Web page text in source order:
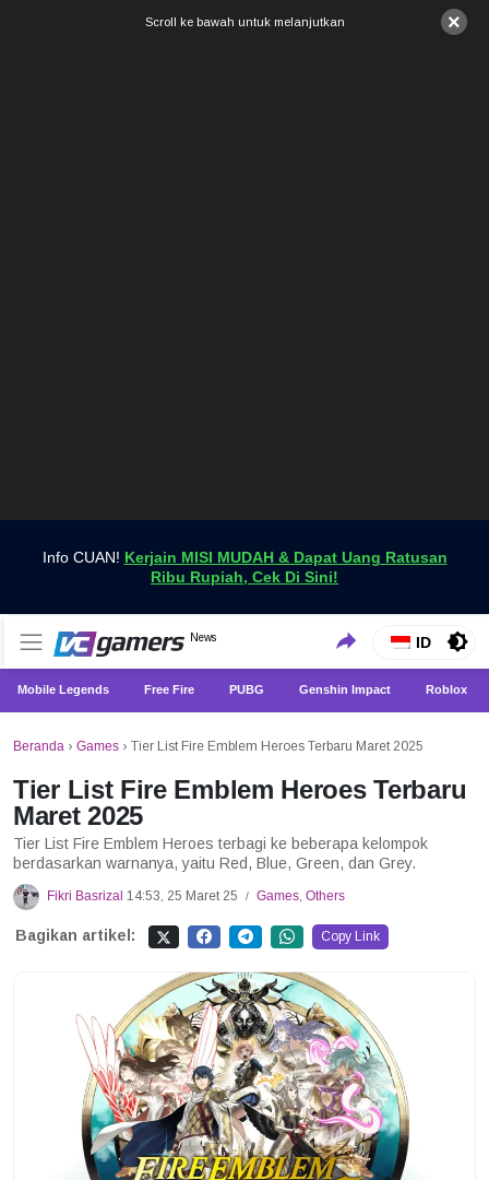
×
Scroll ke bawah untuk melanjutkan
Info CUAN! Kerjain MISI MUDAH & Dapat Uang Ratusan
Ribu Rupiah, Cek Di Sini!
VCGamers News
News
Dapatkan Berita Games Terbaru Hanya di VCGamers
ID
Mobile Legends Free Fire PUBG Genshin Impact Roblox
Beranda › Games › Tier List Fire Emblem Heroes Terbaru Maret 2025
Tier List Fire Emblem Heroes Terbaru
Maret 2025
Tier List Fire Emblem Heroes terbagi ke beberapa kelompok
berdasarkan warnanya, yaitu Red, Blue, Green, dan Grey.
Fikri Basrizal 14:53, 25 Maret 25 / Games, Others
Bagikan artikel: Copy Link